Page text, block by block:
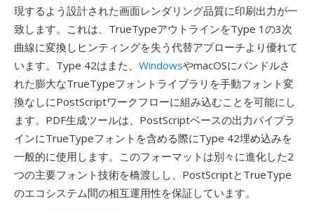
現するよう設計された画面レンダリング品質に印刷出力が一
致します。これは、TrueTypeアウトラインをType 1の3次
曲線に変換しヒンティングを失う代替アプローチより優れて
います。Type 42はまた、 WindowsやmacOSにバンドルさ
れた膨大なTrueTypeフォントライブラリを手動フォント変
換なしにPostScriptワークフローに組み込むことを可能にし
ます。PDF生成ツールは、PostScriptベースの出力パイプラ
インにTrueTypeフォントを含める際にType 42埋め込みを
一般的に使用します。このフォーマットは別々に進化した2
つの主要フォント技術を橋渡しし、PostScriptとTrueType
のエコシステム間の相互運用性を保証しています。